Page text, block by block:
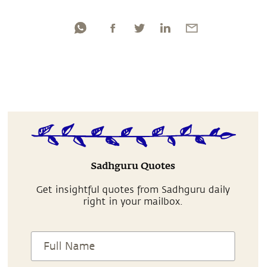
Sadhguru Quotes
Get insightful quotes from Sadhguru daily
right in your mailbox.